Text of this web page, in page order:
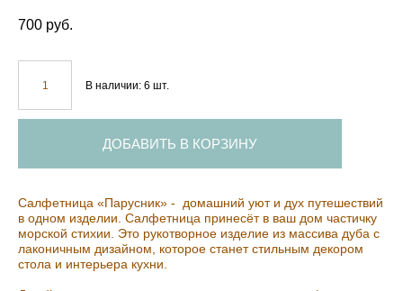
700 pуб.
В наличии: 6 шт.
ДОБАВИТЬ В КОРЗИНУ
Салфетница «Парусник» - домашний уют и дух путешествий
в одном изделии. Салфетница принесёт в ваш дом частичку
морской стихии. Это рукотворное изделие из массива дуба с
лаконичным дизайном, которое станет стильным декором
стола и интерьера кухни.